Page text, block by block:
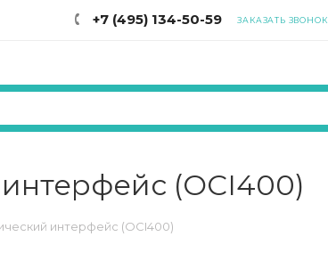
+7 (495) 134-50-59 ЗАКАЗАТЬ ЗВОНОК
(OCI400)
интерфейс (OCI400)